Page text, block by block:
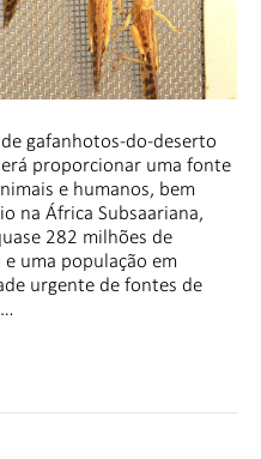
gafanhotos-do-deserto
proporcionar uma fonte
e humanos, bem
na África Subsaariana,
282 milhões de
uma população em
urgente de fontes de